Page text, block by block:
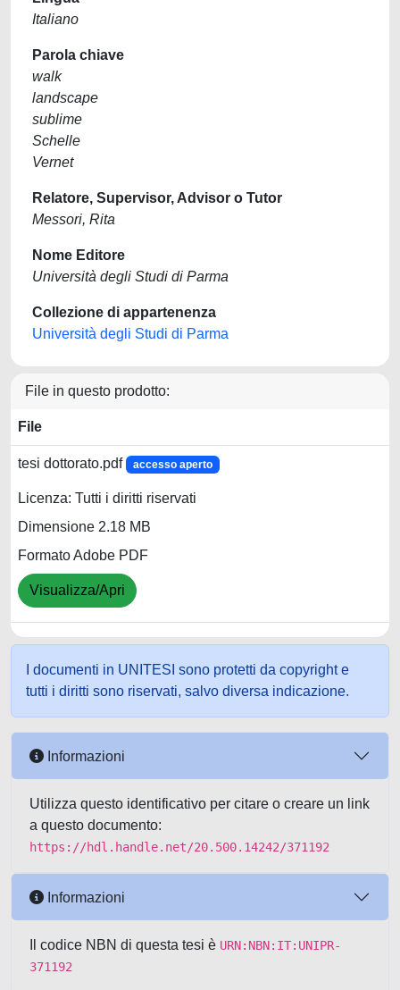
Italiano
Parola chiave
walk
landscape
sublime
Schelle
Vernet
Relatore, Supervisor, Advisor o Tutor
Messori, Rita
Nome Editore
Università degli Studi di Parma
Collezione di appartenenza
Università degli Studi di Parma
File in questo prodotto:
File
tesi dottorato.pdf accesso aperto
Licenza: Tutti i diritti riservati
Dimensione 2.18 MB
Formato Adobe PDF
Visualizza/Apri
I documenti in UNITESI sono protetti da copyright e
tutti i diritti sono riservati, salvo diversa indicazione.
Informazioni
Utilizza questo identificativo per citare o creare un link
a questo documento:
https://hdl.handle.net/20.500.14242/371192
Informazioni
Il codice NBN di questa tesi è URN:NBN:IT:UNIPR-
371192